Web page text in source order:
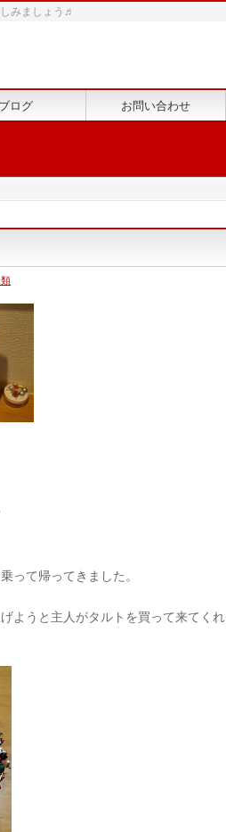
みましょう♬
ブログ お問い合わせ
って帰ってきました。
ようと主人がタルトを買って来てくれ